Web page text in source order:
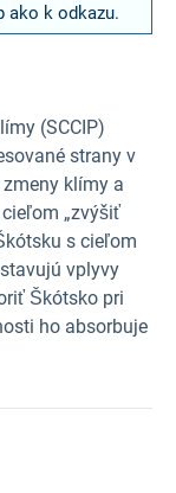
ako k odkazu.
(SCCIP)
strany v
klímy a
„zvýšiť
s cieľom
vplyvy
Škótsko pri
ho absorbuje